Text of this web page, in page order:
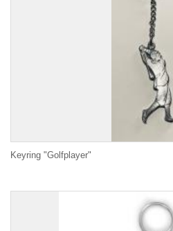
Keyring "Golfplayer"